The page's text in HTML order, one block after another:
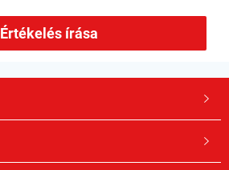
Értékelés írása

